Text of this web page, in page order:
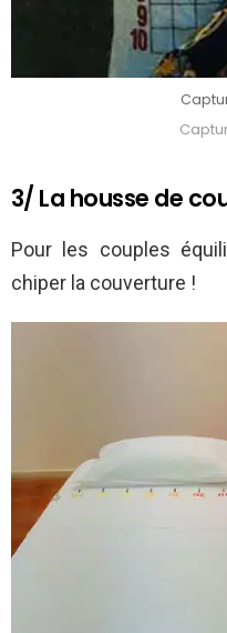
3/ La housse de
Pour les couples
chiper la couverture !